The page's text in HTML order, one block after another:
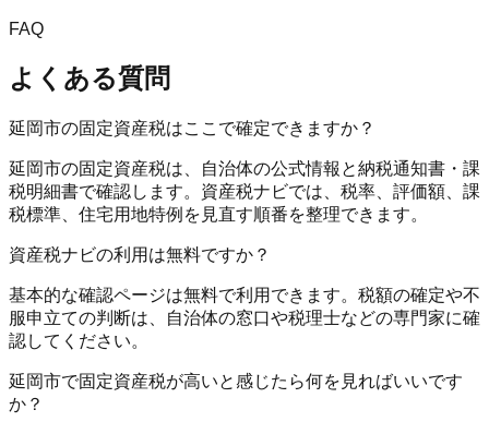
FAQ
よくある質問
延岡市の固定資産税はここで確定できますか？
延岡市の固定資産税は、自治体の公式情報と納税通知書・課
税明細書で確認します。資産税ナビでは、税率、評価額、課
税標準、住宅用地特例を見直す順番を整理できます。
資産税ナビの利用は無料ですか？
基本的な確認ページは無料で利用できます。税額の確定や不
服申立ての判断は、自治体の窓口や税理士などの専門家に確
認してください。
延岡市で固定資産税が高いと感じたら何を見ればいいです
か？